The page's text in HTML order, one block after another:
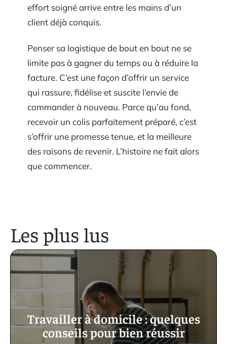
effort soigné arrive entre les mains d’un
client déjà conquis.
Penser sa logistique de bout en bout ne se
limite pas à gagner du temps ou à réduire la
facture. C’est une façon d’offrir un service
qui rassure, fidélise et suscite l’envie de
commander à nouveau. Parce qu’au fond,
recevoir un colis parfaitement préparé, c’est
s’offrir une promesse tenue, et la meilleure
des raisons de revenir. L’histoire ne fait alors
que commencer.
Les plus lus
Travailler à domicile : quelques
conseils pour bien réussir